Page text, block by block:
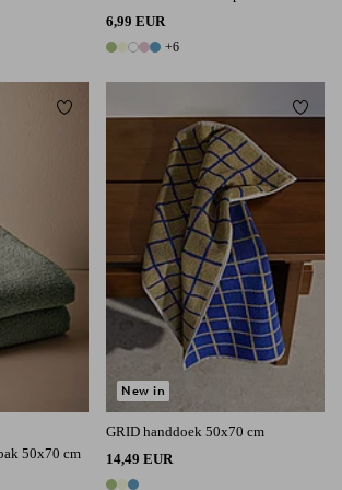
6,99 EUR
11 kleuren
+6
50x70 cm
Toevoegen aan favorieten
GRID handdoek 50x70 cm
14,49 EUR
New in